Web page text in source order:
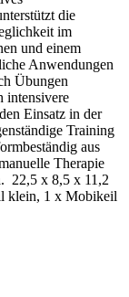
die
im
und einem
Anwendungen
Übungen
intensivere
Einsatz in der
Training
aus
Therapie
22,5 x 8,5 x 11,2
klein, 1 x Mobikeil